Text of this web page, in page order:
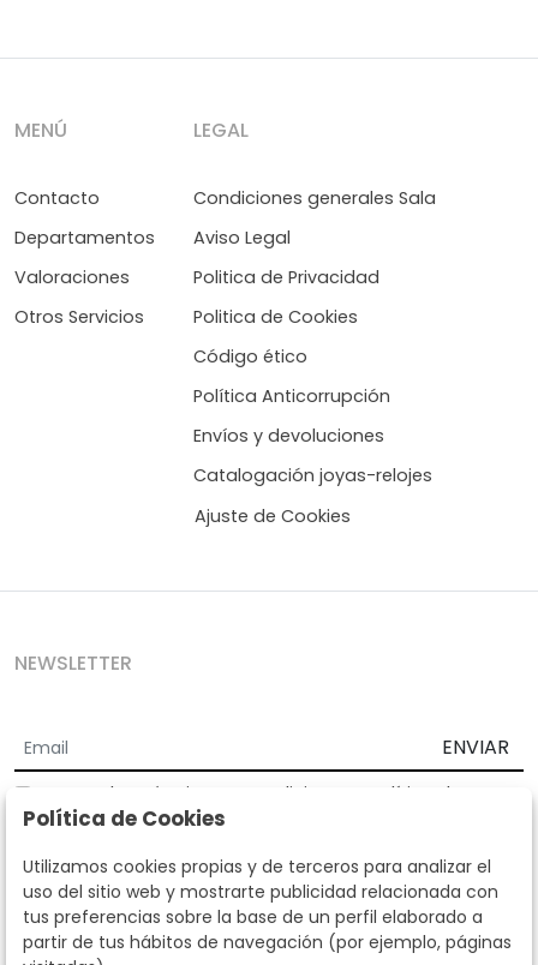
MENÚ
Contacto
Departamentos
Valoraciones
Otros Servicios
LEGAL
Condiciones generales Sala
Aviso Legal
Politica de Privacidad
Politica de Cookies
Código ético
Política Anticorrupción
Envíos y devoluciones
Catalogación joyas-relojes
Ajuste de Cookies
NEWSLETTER
ENVIAR
Acepto los Términos y Condiciones
Política de
privacidad
Según la LOPD y disposiciones de desarrollo, informamos que sus
datos personales serán tratados por parte de Subastas Segre con la
finalidad de gestionar la relación comercial. Puede ejercitar los
derechos de acceso, rectificación, cancelación, oposición y demás
derechos en los términos establecidos en la normativa vigente
Política de Cookies
Utilizamos cookies propias y de terceros para analizar el
uso del sitio web y mostrarte publicidad relacionada con
tus preferencias sobre la base de un perfil elaborado a
partir de tus hábitos de navegación (por ejemplo, páginas